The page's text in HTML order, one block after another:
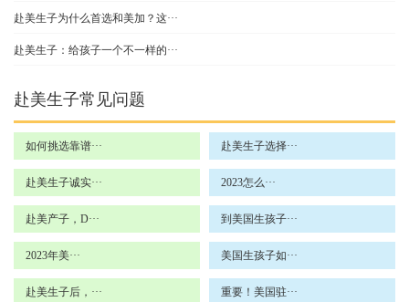
赴美生子为什么首选和美加？这···
赴美生子：给孩子一个不一样的···
赴美生子常见问题
如何挑选靠谱··· 赴美生子选择···
赴美生子诚实··· 2023怎么···
赴美产子，D··· 到美国生孩子···
2023年美··· 美国生孩子如···
赴美生子后，··· 重要！美国驻···